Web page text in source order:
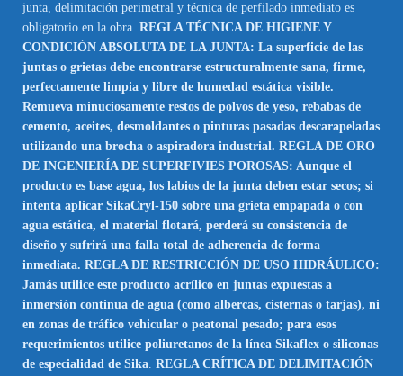
junta, delimitación perimetral y técnica de perfilado inmediato es
obligatorio en la obra. REGLA TÉCNICA DE HIGIENE Y
CONDICIÓN ABSOLUTA DE LA JUNTA: La superficie de las
juntas o grietas debe encontrarse estructuralmente sana, firme,
perfectamente limpia y libre de humedad estática visible.
Remueva minuciosamente restos de polvos de yeso, rebabas de
cemento, aceites, desmoldantes o pinturas pasadas descarapeladas
utilizando una brocha o aspiradora industrial. REGLA DE ORO
DE INGENIERÍA DE SUPERFIVIES POROSAS: Aunque el
producto es base agua, los labios de la junta deben estar secos; si
intenta aplicar SikaCryl-150 sobre una grieta empapada o con
agua estática, el material flotará, perderá su consistencia de
diseño y sufrirá una falla total de adherencia de forma
inmediata. REGLA DE RESTRICCIÓN DE USO HIDRÁULICO:
Jamás utilice este producto acrílico en juntas expuestas a
inmersión continua de agua (como albercas, cisternas o tarjas), ni
en zonas de tráfico vehicular o peatonal pesado; para esos
requerimientos utilice poliuretanos de la línea Sikaflex o siliconas
de especialidad de Sika. REGLA CRÍTICA DE DELIMITACIÓN